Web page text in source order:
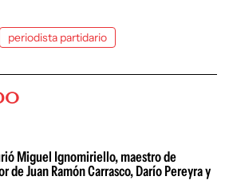
periodista partidario
Miguel Ignomiriello, maestro de
de Juan Ramón Carrasco, Darío Pereyra y